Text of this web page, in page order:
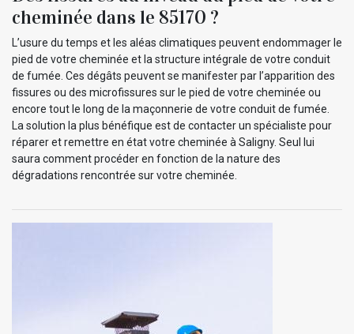
cheminée dans le 85170 ?
L’usure du temps et les aléas climatiques peuvent endommager le
pied de votre cheminée et la structure intégrale de votre conduit
de fumée. Ces dégâts peuvent se manifester par l’apparition des
fissures ou des microfissures sur le pied de votre cheminée ou
encore tout le long de la maçonnerie de votre conduit de fumée.
La solution la plus bénéfique est de contacter un spécialiste pour
réparer et remettre en état votre cheminée à Saligny. Seul lui
saura comment procéder en fonction de la nature des
dégradations rencontrée sur votre cheminée.